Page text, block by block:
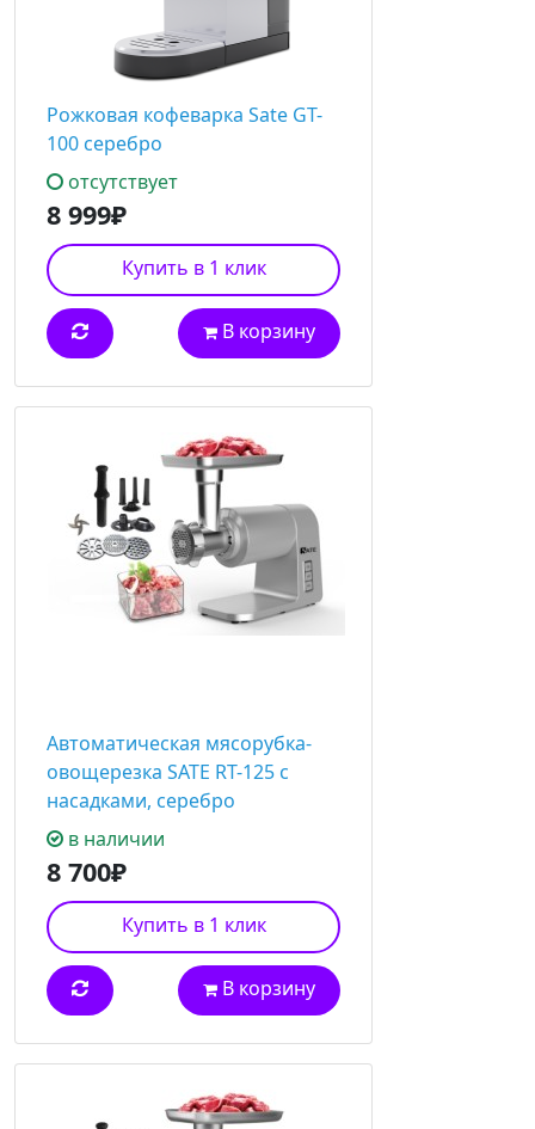
Рожковая кофеварка Sate GT-
100 серебро
отсутствует
8 999₽
Купить в 1 клик
В корзину
Автоматическая мясорубка-
овощерезка SATE RT-125 с
насадками, серебро
в наличии
8 700₽
Купить в 1 клик
В корзину